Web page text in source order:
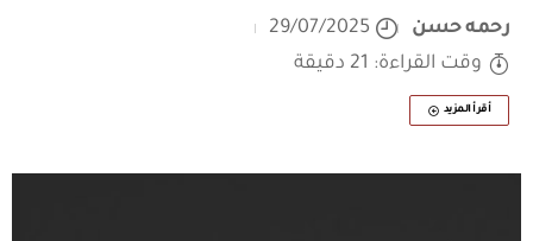
رحمه حسن
29/07/2025
وقت القراءة: 21 دقيقة
أقرأ المزيد